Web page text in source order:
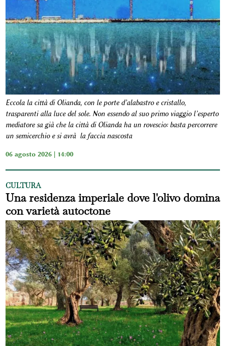
Eccola la città di Olianda, con le porte d’alabastro e cristallo,
trasparenti alla luce del sole. Non essendo al suo primo viaggio l’esperto
mediatore sa già che la città di Olianda ha un rovescio: basta percorrere
un semicerchio e si avrà la faccia nascosta
06 agosto 2026 | 14:00
CULTURA
Una residenza imperiale dove l'olivo domina
con varietà autoctone